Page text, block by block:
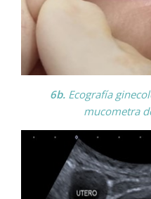
6b.Ecografía
mucometra